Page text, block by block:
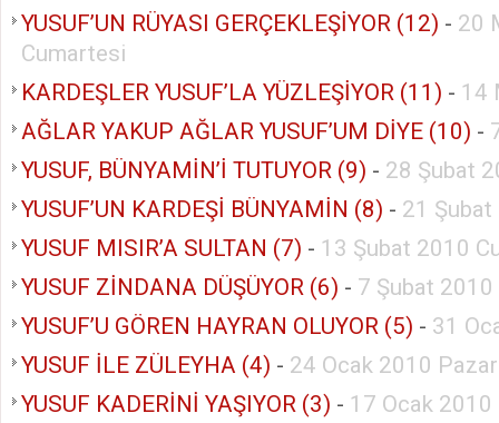
YUSUF’UN RÜYASI GERÇEKLEŞİYOR (12) - 20
Cumartesi
KARDEŞLER YUSUF’LA YÜZLEŞİYOR (11) - 14
AĞLAR YAKUP AĞLAR YUSUF’UM DİYE (10) -
YUSUF, BÜNYAMİN’İ TUTUYOR (9) - 28 Şubat
YUSUF’UN KARDEŞİ BÜNYAMİN (8) - 21
YUSUF MISIR’A SULTAN (7) - 13 Şubat 2010
YUSUF ZİNDANA DÜŞÜYOR (6) - 7 Şubat
YUSUF’U GÖREN HAYRAN OLUYOR (5) - 31
YUSUF İLE ZÜLEYHA (4) - 24 Ocak 2010 Pazar
YUSUF KADERİNİ YAŞIYOR (3) - 17 Ocak 2010